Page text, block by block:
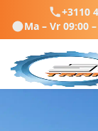
+3110
Ma – Vr 09:00